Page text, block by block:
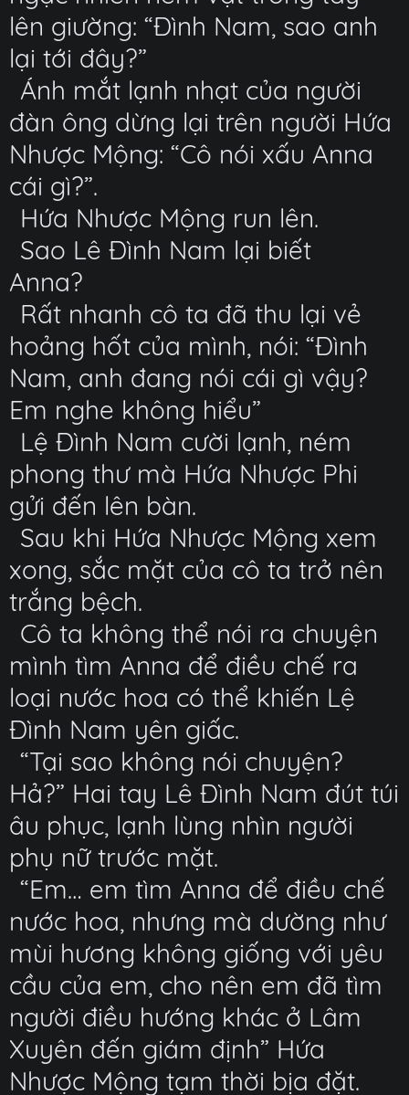
lên giường: “Đình Nam, sao anh
lại tới đây?”
Ánh mắt lạnh nhạt của người
đàn ông dừng lại trên người Hứa
Nhược Mộng: “Cô nói xấu Anna
cái gì?”.
Hứa Nhược Mộng run lên.
Sao Lê Đình Nam lại biết
Anna?
Rất nhanh cô ta đã thu lại vẻ
hoảng hốt của mình, nói: “Đình
Nam, anh đang nói cái gì vậy?
Em nghe không hiểu”
Lệ Đình Nam cười lạnh, ném
phong thư mà Hứa Nhược Phi
gửi đến lên bàn.
Sau khi Hứa Nhược Mộng xem
xong, sắc mặt của cô ta trở nên
trắng bệch.
Cô ta không thể nói ra chuyện
mình tìm Anna để điều chế ra
loại nước hoa có thể khiến Lệ
Đình Nam yên giấc.
“Tại sao không nói chuyện?
Hả?” Hai tay Lê Đình Nam đút túi
âu phục, lạnh lùng nhìn người
phụ nữ trước mặt.
“Em… em tìm Anna để điều chế
nước hoa, nhưng mà dường như
mùi hương không giống với yêu
cầu của em, cho nên em đã tìm
người điều hướng khác ở Lâm
Xuyên đến giám định” Hứa
Nhược Mộng tạm thời bịa đặt.